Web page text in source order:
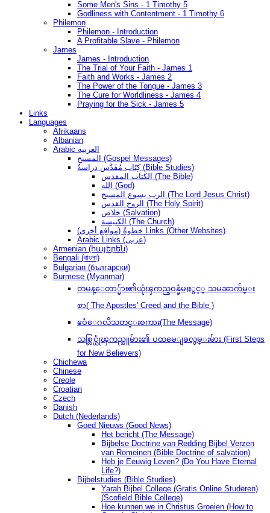
Some Men's Sins - 1 Timothy 5
Godliness with Contentment - 1 Timothy 6
Philemon
Philemon - Introduction
A Profitable Slave - Philemon
James
James - Introduction
The Trial of Your Faith - James 1
Faith and Works - James 2
The Power of the Tongue - James 3
The Cure for Worldliness - James 4
Praying for the Sick - James 5
Links
Languages
Afrikaans
Albanian
Arabic العربية
المسيح (Gospel Messages)
كِتَاب مُقَدَّس دراسةُ (Bible Studies)
الكتاب المقدس (The Bible)
الله (God)
الرب يسوع المسيح (The Lord Jesus Christ)
الروح القدس (The Holy Spirit)
خلاص (Salvation)
الكنيسة (The Church)
(مواقع أخرى) خطوةُ Links (Other Websites)
Arabic Links (عربى)
Armenian (հայերեն)
Bengali (বাংলা)
Bulgarian (български)
Burmese (Myanmar)
တမန္ေတာ္မ်ား၏ယုံၾကည္ဝန္ခံမႈႏွင့္ သမၼာက်မ္း
စာ( The Apostles' Creed and the Bible )
ဧဝံေဂလိသတင္းစကား(The Message)
သစ္လြင္ယုံၾကည္သူမ်ား၏ ပထမေျခလွမ္းမ်ား (First Steps
for New Believers)
Chichewa
Chinese
Creole
Croatian
Czech
Danish
Dutch (Nederlands)
Goed Nieuws (Good News)
Het bericht (The Message)
Bijbelse Doctrine van Redding Bijbel Verzen
van Romeinen (Bible Doctrine of salvation)
Heb je Eeuwig Leven? (Do You Have Eternal
Life?)
Bijbelstudies (Bible Studies)
Yarah Bijbel College (Gratis Online Studeren)
(Scofield Bible College)
Hoe kunnen we in Christus Groeien (How to